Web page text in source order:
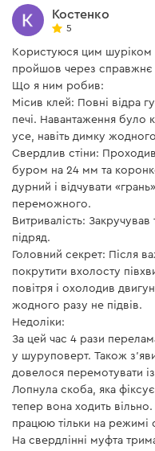
комфорт, точность и
работ. Переключение
осуществляется
необходимости смены
переключателе.
позволяет удобно
условиях мастерской
Костенко
5
Користуюся цим шуріком
пройшов через справжнє
Що я ним робив:
Місив клей: Повні відра
печі. Навантаження було
усе, навіть димку
Свердлив стіни: Проходив
буром на 24 мм та
дурний і відчувати
переможного.
Витривалість:
підряд.
Головний секрет: Після
покрутити вхолосту
повітря і охолодив
жодного разу не підвів.
Недоліки:
За цей час 4 рази
у шуруповерт. Також
довелося перемотувати
Лопнула скоба, яка
тепер вона ходить
працюю тільки на режимі
На свердлінні муфта